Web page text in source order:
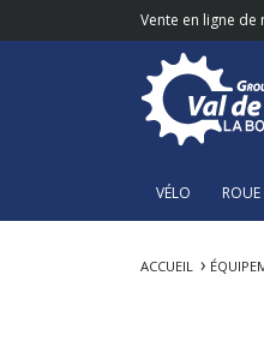
Vente en ligne de
VÉLO
ACCUEIL